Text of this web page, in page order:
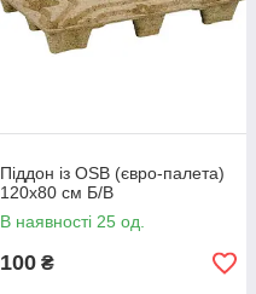
Піддон із OSB (євро-палета)
120x80 см Б/В
В наявності 25 од.
100 ₴